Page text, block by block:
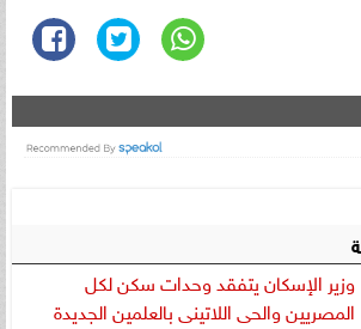
وزير الإسكان يتفقد وحدات سكن لكل
المصريين والحى اللاتينى بالعلمين الجديدة